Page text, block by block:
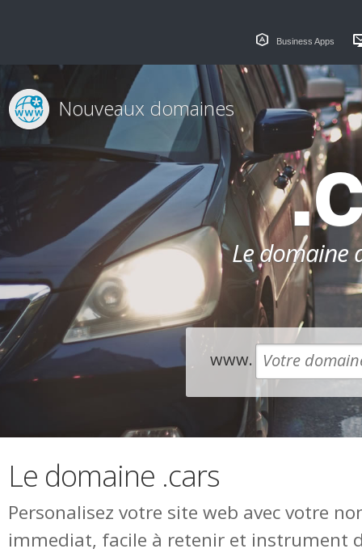
Business Apps
Le domaine
Nouveaux domaines
www.
Le domaine .cars
Personalisez votre site web avec votre
immediat, facile à retenir et instrument